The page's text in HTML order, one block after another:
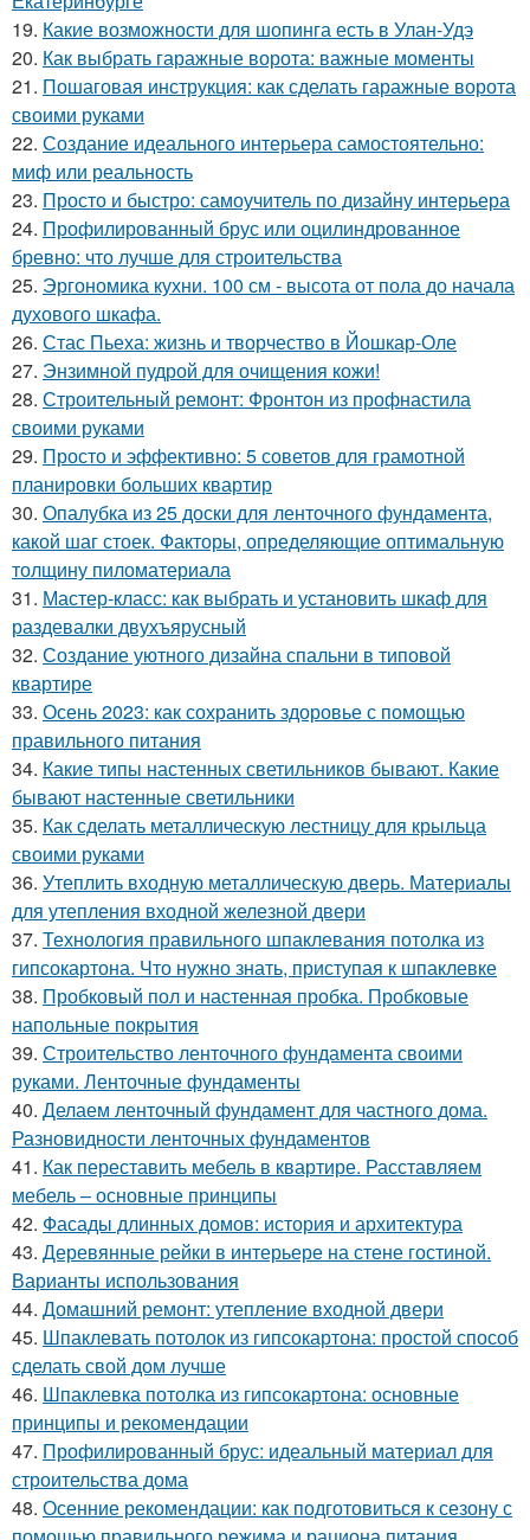
19. Какие возможности для шопинга есть в Улан-Удэ
20. Как выбрать гаражные ворота: важные моменты
21. Пошаговая инструкция: как сделать гаражные ворота
своими руками
22. Создание идеального интерьера самостоятельно:
миф или реальность
23. Просто и быстро: самоучитель по дизайну интерьера
24. Профилированный брус или оцилиндрованное
бревно: что лучше для строительства
25. Эргономика кухни. 100 см - высота от пола до начала
духового шкафа.
26. Стас Пьеха: жизнь и творчество в Йошкар-Оле
27. Энзимной пудрой для очищения кожи!
28. Строительный ремонт: Фронтон из профнастила
своими руками
29. Просто и эффективно: 5 советов для грамотной
планировки больших квартир
30. Опалубка из 25 доски для ленточного фундамента,
какой шаг стоек. Факторы, определяющие оптимальную
толщину пиломатериала
31. Мастер-класс: как выбрать и установить шкаф для
раздевалки двухъярусный
32. Создание уютного дизайна спальни в типовой
квартире
33. Осень 2023: как сохранить здоровье с помощью
правильного питания
34. Какие типы настенных светильников бывают. Какие
бывают настенные светильники
35. Как сделать металлическую лестницу для крыльца
своими руками
36. Утеплить входную металлическую дверь. Материалы
для утепления входной железной двери
37. Технология правильного шпаклевания потолка из
гипсокартона. Что нужно знать, приступая к шпаклевке
38. Пробковый пол и настенная пробка. Пробковые
напольные покрытия
39. Строительство ленточного фундамента своими
руками. Ленточные фундаменты
40. Делаем ленточный фундамент для частного дома.
Разновидности ленточных фундаментов
41. Как переставить мебель в квартире. Расставляем
мебель – основные принципы
42. Фасады длинных домов: история и архитектура
43. Деревянные рейки в интерьере на стене гостиной.
Варианты использования
44. Домашний ремонт: утепление входной двери
45. Шпаклевать потолок из гипсокартона: простой способ
сделать свой дом лучше
46. Шпаклевка потолка из гипсокартона: основные
принципы и рекомендации
47. Профилированный брус: идеальный материал для
строительства дома
48. Осенние рекомендации: как подготовиться к сезону с